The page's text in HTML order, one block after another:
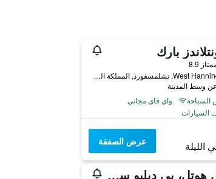
بارك
8.9
West Hanningfield Road, تشلمسفورد, المملكة المتحدة
واي فاي مجاني
السيارات
الليلة عرض الصفقة
إفي هيل هوتل، بي دبليو سيجنيتشر كوليكشن